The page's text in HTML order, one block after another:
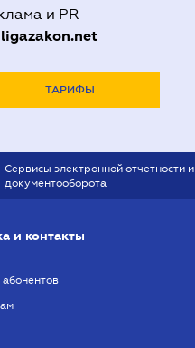
и PR
ligazakon.net
ТАРИФЫ
Сервисы электронной отчетности и
документооборота
и контакты